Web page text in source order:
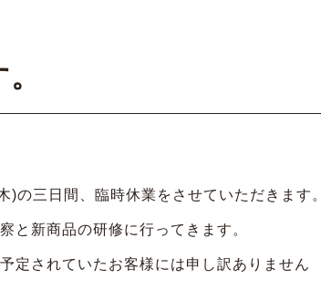
の三日間、臨時休業をさせていただきます。
と新商品の研修に行ってきます。
定されていたお客様には申し訳ありません